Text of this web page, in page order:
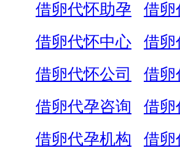
借卵代怀助孕
借卵
借卵代怀中心
借卵
借卵代怀公司
借卵
借卵代孕咨询
借卵
借卵代孕机构
借卵